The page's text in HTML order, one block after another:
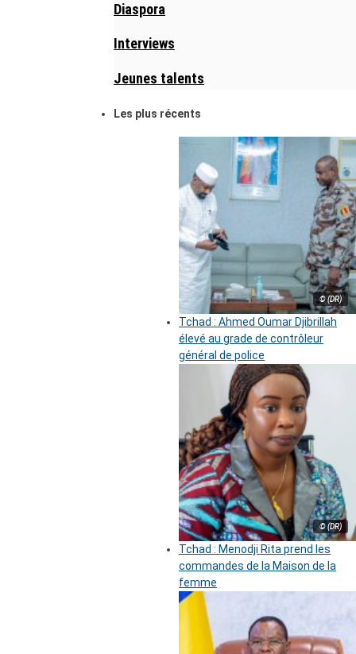
Diaspora
Interviews
Jeunes talents
Les plus récents
© (DR)
Tchad : Ahmed Oumar Djibrillah
élevé au grade de contrôleur
général de police
© (DR)
Tchad : Menodji Rita prend les
commandes de la Maison de la
femme